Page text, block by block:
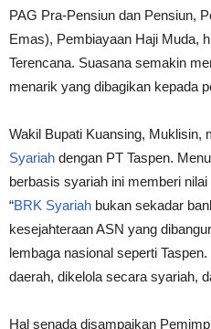
PAG Pra-Pensiun dan Pensiun,
Emas), Pembiayaan Haji Muda,
Terencana. Suasana semakin
menarik yang dibagikan kepada
Wakil Bupati Kuansing, Muklisin,
Syariah dengan PT Taspen.
berbasis syariah ini memberi
“BRK Syariah bukan sekadar
kesejahteraan ASN yang
lembaga nasional seperti
daerah, dikelola secara syariah,
Hal senada disampaikan